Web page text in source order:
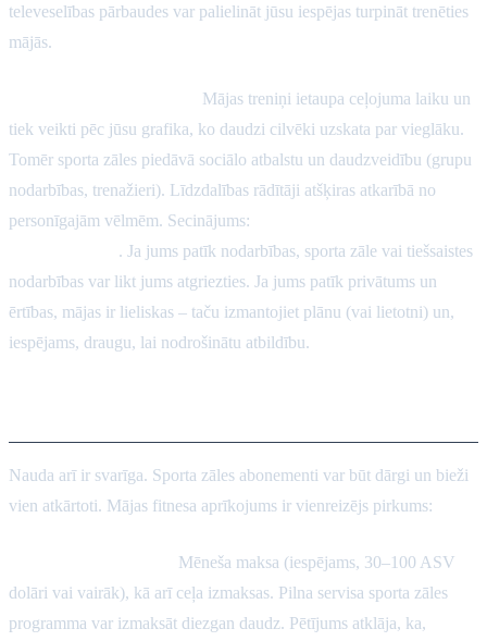
televeselības pārbaudes var palielināt jūsu iespējas turpināt trenēties
mājās.
Mājas treniņi ietaupa ceļojuma laiku un
tiek veikti pēc jūsu grafika, ko daudzi cilvēki uzskata par vieglāku.
Tomēr sporta zāles piedāvā sociālo atbalstu un daudzveidību (grupu
nodarbības, trenažieri). Līdzdalības rādītāji atšķiras atkarībā no
personīgajām vēlmēm. Secinājums:
. Ja jums patīk nodarbības, sporta zāle vai tiešsaistes
nodarbības var likt jums atgriezties. Ja jums patīk privātums un
ērtības, mājas ir lieliskas – taču izmantojiet plānu (vai lietotni) un,
iespējams, draugu, lai nodrošinātu atbildību.
Nauda arī ir svarīga. Sporta zāles abonementi var būt dārgi un bieži
vien atkārtoti. Mājas fitnesa aprīkojums ir vienreizējs pirkums:
Mēneša maksa (iespējams, 30–100 ASV
dolāri vai vairāk), kā arī ceļa izmaksas. Pilna servisa sporta zāles
programma var izmaksāt diezgan daudz. Pētījums atklāja, ka,